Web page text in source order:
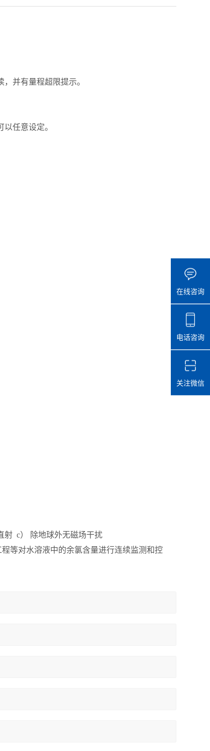
并有量程超限提示。
任意设定。
射c）
除地球外无磁场干扰
等对水溶液中的余氯含量进行连续监测和控
在线咨询
电话咨询
关注微信